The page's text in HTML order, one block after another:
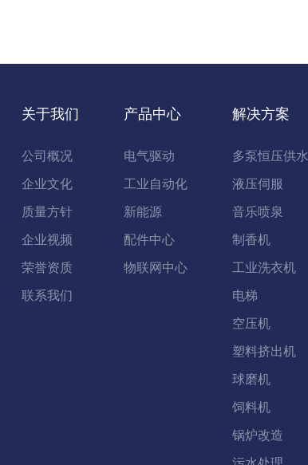
关于我们
公司概况
企业文化
质量方针
企业视频
荣誉资质
联系我们
产品中心
电气驱动
工业自动化
新能源
配件中心
物联网中心
解决方案
多泵恒压供水
液压伺服
音乐喷泉
制香机
工业洗衣机
电梯
空压机
塑料挤出机
球磨机
饲料机
锅炉改造